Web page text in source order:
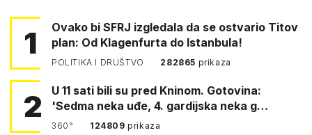
1
Ovako bi SFRJ izgledala da se ostvario Titov
plan: Od Klagenfurta do Istanbula!
POLITIKA I DRUŠTVO 282865 prikaza
2
U 11 sati bili su pred Kninom. Gotovina:
'Sedma neka uđe, 4. gardijska neka g…
360° 124809prikaza